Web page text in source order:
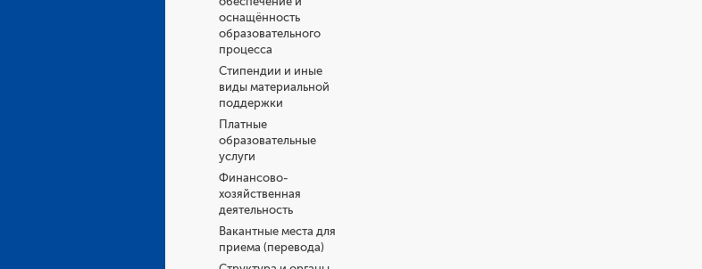
оснащённость
образовательного
процесса
Стипендии и иные
виды материальной
поддержки
Платные
образовательные
услуги
Финансово-
хозяйственная
деятельность
Вакантные места для
приема (перевода)